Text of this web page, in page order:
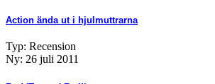
Action ända ut i hjulmuttrarna
Typ: Recension
Ny: 26 juli 2011